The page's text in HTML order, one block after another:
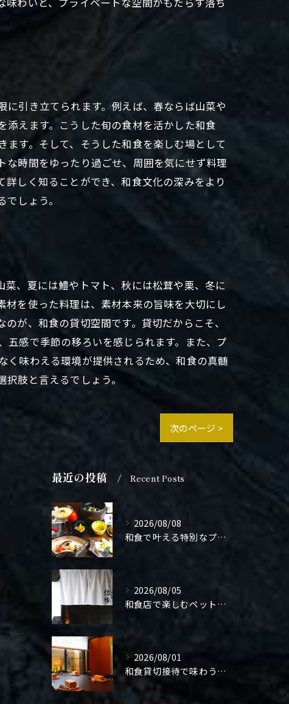
引き立てられます。例えば、春ならば山菜や
えます。こうした旬の食材を活かした和食
す。そして、そうした和食を楽しむ場として
時間をゆったり過ごせ、周囲を気にせず料理
しく知ることができ、和食文化の深みをより
しょう。
、夏には鱧やトマト、秋には松茸や栗、冬に
を使った料理は、素材本来の旨味を大切にし
が、和食の貸切空間です。貸切だからこそ、
感で季節の移ろいを感じられます。また、プ
く味わえる環境が提供されるため、和食の真髄
肢と言えるでしょう。
次のページ >
最近の投稿 Recent Posts
2026/08/08
和食で叶える特別なプロポーズ結婚
2026/08/05
和食店で楽しむペット同伴の食事体験
2026/08/01
和食貸切接待で味わう極上の一夜